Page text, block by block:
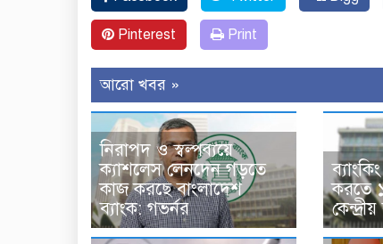
Pinterest Print
আরো খবর »
নিরাপদ ও স্বল্পব্যয়ে
ক্যাশলেস লেনদেন গড়তে
কাজ করছে বাংলাদেশ
ব্যাংক: গভর্নর
করতে